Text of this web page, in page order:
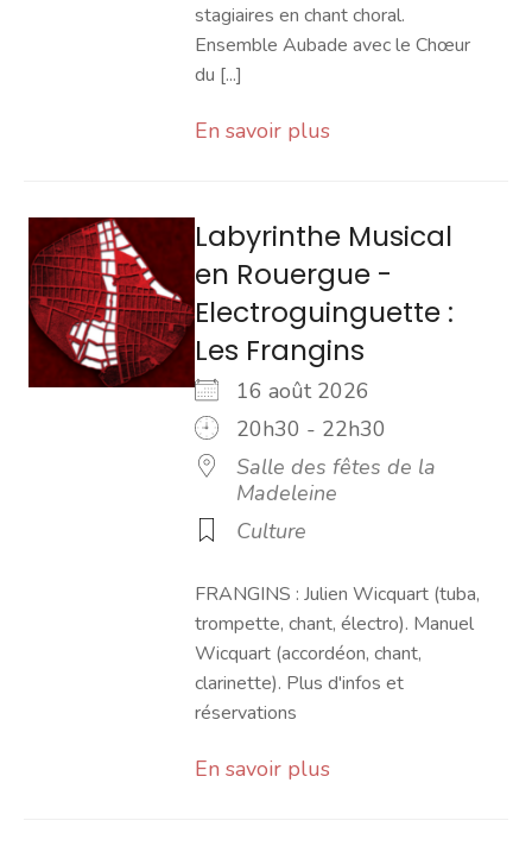
stagiaires en chant choral.
Ensemble Aubade avec le Chœur
du [...]
En savoir plus
Labyrinthe Musical
en Rouergue -
Electroguinguette :
Les Frangins
16 août 2026
20h30 - 22h30
Salle des fêtes de la
Madeleine
Culture
FRANGINS : Julien Wicquart (tuba,
trompette, chant, électro). Manuel
Wicquart (accordéon, chant,
clarinette). Plus d'infos et
réservations
En savoir plus